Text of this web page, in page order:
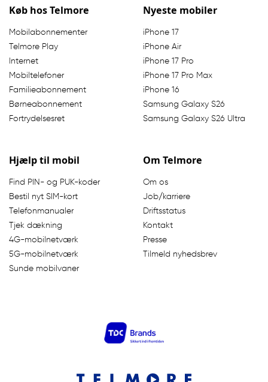
Køb hos Telmore
Mobilabonnementer
Telmore Play
Internet
Mobiltelefoner
Familieabonnement
Børneabonnement
Fortrydelsesret
Nyeste mobiler
iPhone 17
iPhone Air
iPhone 17 Pro
iPhone 17 Pro Max
iPhone 16
Samsung Galaxy S26
Samsung Galaxy S26 Ultra
Hjælp til mobil
Find PIN- og PUK-koder
Bestil nyt SIM-kort
Telefonmanualer
Tjek dækning
4G-mobilnetværk
5G-mobilnetværk
Sunde mobilvaner
Om Telmore
Om os
Job/karriere
Driftsstatus
Kontakt
Presse
Tilmeld nyhedsbrev